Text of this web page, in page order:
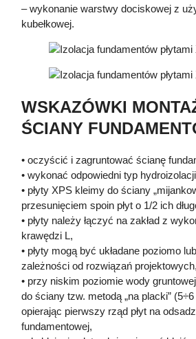
– wykonanie warstwy dociskowej z
kubełkowej.
WSKAZÓWKI
ŚCIANY
• oczyścić i zagruntować ścianę
• wykonać odpowiedni typ
• płyty XPS kleimy do ściany
przesunięciem spoin płyt o 1/2 ich
• płyty należy łączyć na zakład z
krawędzi L,
• płyty mogą być układane poziomo
zależności od rozwiązań projektowych,
• przy niskim poziomie wody
do ściany tzw. metodą „na placki”
opierając pierwszy rząd płyt na
fundamentowej,